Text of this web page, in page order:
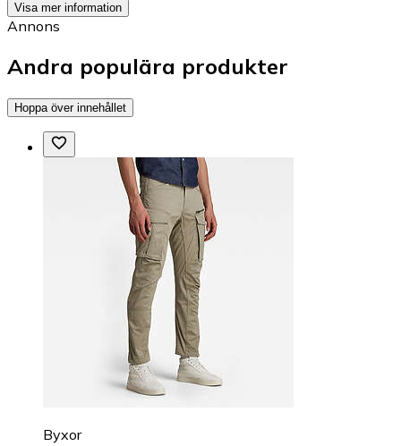
Visa mer information
Annons
Andra populära produkter
Hoppa över innehållet
Byxor